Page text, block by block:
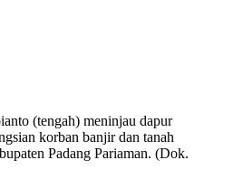
(tengah) meninjau dapur
korban banjir dan tanah
Padang Pariaman. (Dok.